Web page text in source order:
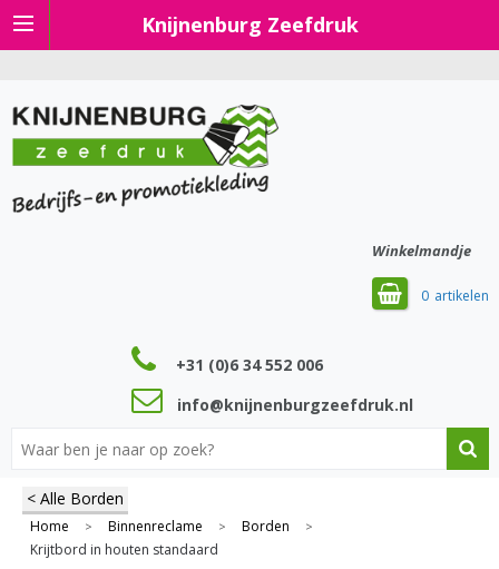
Knijnenburg Zeefdruk
Winkelmandje
0
+31 (0)6 34 552 006
info@knijnenburgzeefdruk.nl
< Alle Borden
Home > Binnenreclame > Borden >
Krijtbord in houten standaard